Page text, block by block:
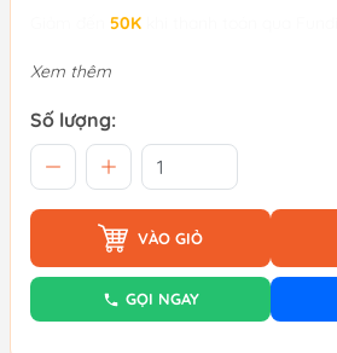
50K
Xem thêm
Số lượng:
VÀO GIỎ
GỌI NGAY